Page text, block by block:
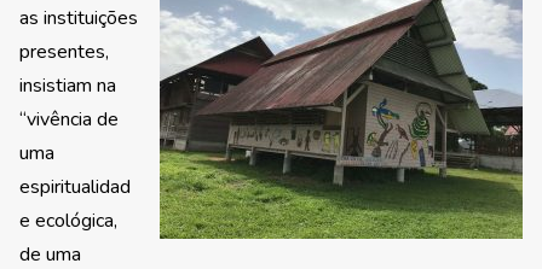
as instituições
presentes,
insistiam na
“vivência de
uma
espiritualidad
e ecológica,
de uma